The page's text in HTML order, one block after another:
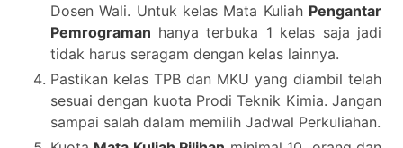
Dosen Wali. Untuk kelas Mata Kuliah Pengantar
Pemrograman hanya terbuka 1 kelas saja jadi
tidak harus seragam dengan kelas lainnya.
Pastikan kelas TPB dan MKU yang diambil telah
sesuai dengan kuota Prodi Teknik Kimia. Jangan
sampai salah dalam memilih Jadwal Perkuliahan.